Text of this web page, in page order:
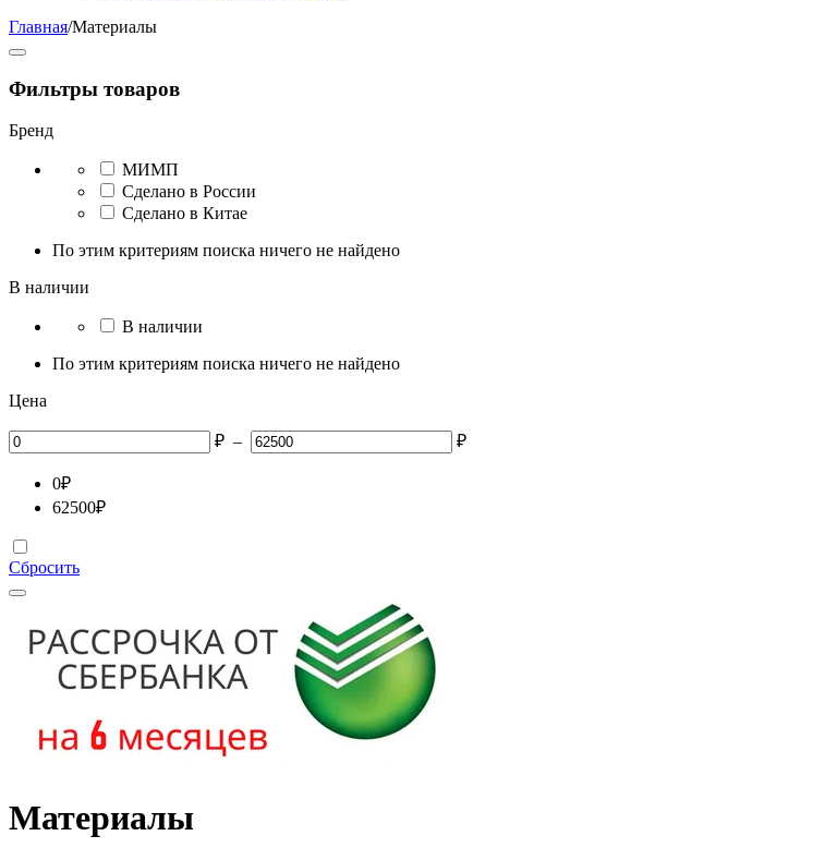
Главная/Материалы
Фильтры товаров
Бренд
МИМП
Сделано в России
Сделано в Китае
По этим критериям поиска ничего не найдено
В наличии
В наличии
По этим критериям поиска ничего не найдено
Цена
₽ – ₽
0₽
62500₽
Сбросить
Материалы